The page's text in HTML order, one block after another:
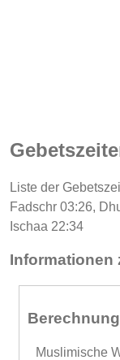
Liste der
Fadschr 03:26,
Ischaa 22:34
Informationen
Muslimische